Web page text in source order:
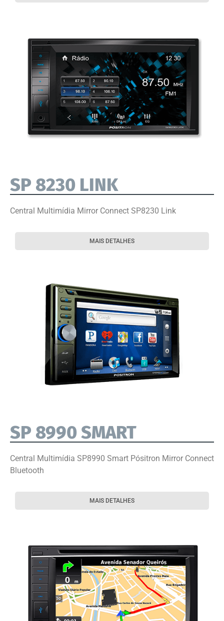
SP 8230 LINK
Central Multimídia Mirror Connect SP8230 Link
MAIS DETALHES
SP 8990 SMART
Central Multimídia SP8990 Smart Pósitron Mirror Connect
Bluetooth
MAIS DETALHES